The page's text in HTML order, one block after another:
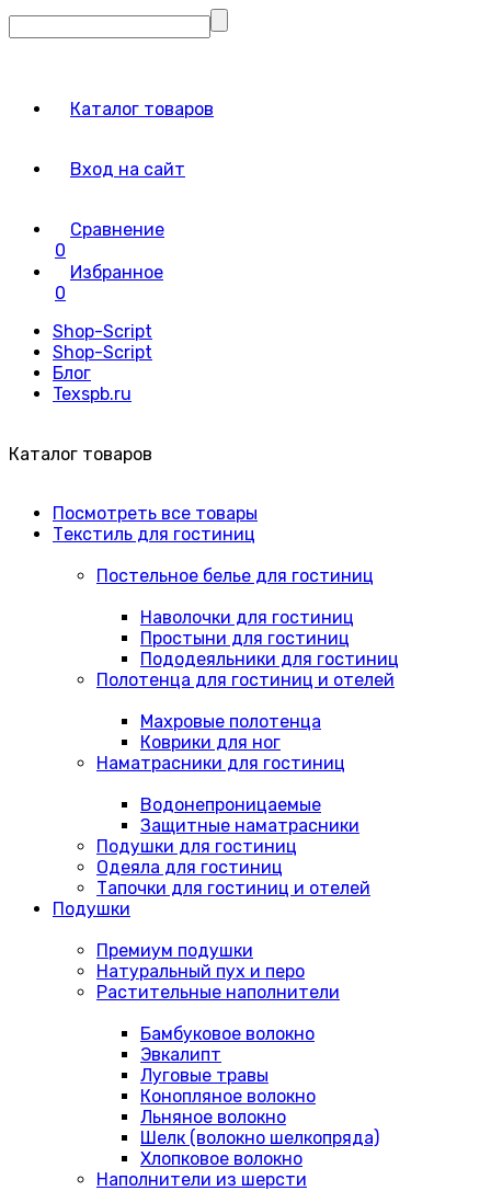
Каталог товаров
Вход на сайт
Сравнение
0
Избранное
0
Shop-Script
Shop-Script
Блог
Texspb.ru
Каталог товаров
Посмотреть все товары
Текстиль для гостиниц
Постельное белье для гостиниц
Наволочки для гостиниц
Простыни для гостиниц
Пододеяльники для гостиниц
Полотенца для гостиниц и отелей
Махровые полотенца
Коврики для ног
Наматрасники для гостиниц
Водонепроницаемые
Защитные наматрасники
Подушки для гостиниц
Одеяла для гостиниц
Тапочки для гостиниц и отелей
Подушки
Премиум подушки
Натуральный пух и перо
Растительные наполнители
Бамбуковое волокно
Эвкалипт
Луговые травы
Конопляное волокно
Льняное волокно
Шелк (волокно шелкопряда)
Хлопковое волокно
Наполнители из шерсти